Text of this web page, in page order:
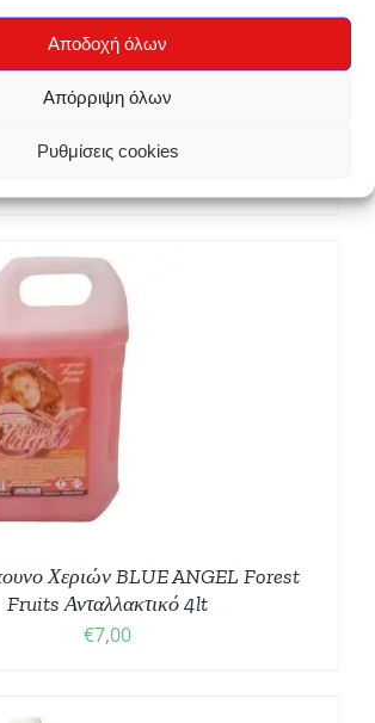
Αποδοχή όλων
Απόρριψη όλων
Ρυθμίσεις cookies
Fruits Ανταλλακτικό 4lt
Χεριών BLUE ANGEL Forest
Fruits Ανταλλακτικό 4lt
€7,00